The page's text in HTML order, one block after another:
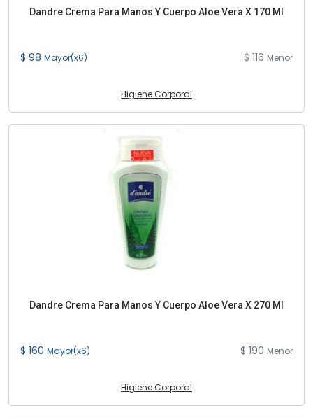
Dandre Crema Para Manos Y Cuerpo Aloe Vera X 170 Ml
$ 98 Mayor(x6) $ 116 Menor
Higiene Corporal
Dandre Crema Para Manos Y Cuerpo Aloe Vera X 270 Ml
$ 160 Mayor(x6) $ 190 Menor
Higiene Corporal